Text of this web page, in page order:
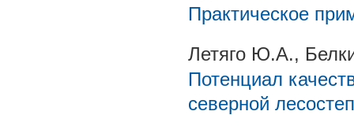
Практическое
Летяго Ю.А.,
Потенциал
северной